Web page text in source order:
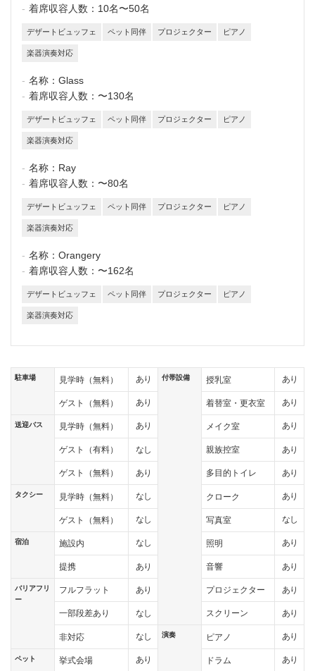
着席収容人数： 10名〜50名
デザートビュッフェ ペット同伴 プロジェクター ピアノ
楽器演奏対応
名称： Glass
着席収容人数： 〜130名
デザートビュッフェ ペット同伴 プロジェクター ピアノ
楽器演奏対応
名称： Ray
着席収容人数： 〜80名
デザートビュッフェ ペット同伴 プロジェクター ピアノ
楽器演奏対応
名称： Orangery
着席収容人数： 〜162名
デザートビュッフェ ペット同伴 プロジェクター ピアノ
楽器演奏対応
駐車場 見学時（無料） あり
ゲスト（無料） あり
送迎バス 見学時（無料） あり
ゲスト（有料） なし
ゲスト（無料） あり
タクシー 見学時（無料） なし
ゲスト（無料） なし
宿泊 施設内 なし
提携 あり
バリアフリ
ー
フルフラット あり
一部段差あり なし
非対応 なし
ペット 挙式会場 あり
付帯設備 授乳室 あり
着替室・更衣室 あり
メイク室 あり
親族控室 あり
多目的トイレ あり
クローク あり
写真室 なし
照明 あり
音響 あり
プロジェクター あり
スクリーン あり
演奏 ピアノ あり
ドラム あり